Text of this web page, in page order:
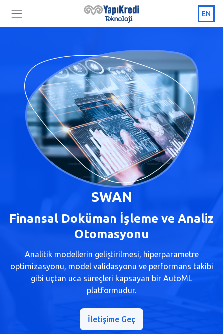
EN
SWAN
Finansal Doküman İşleme ve Analiz
Otomasyonu
Analitik modellerin geliştirilmesi, hiperparametre
optimizasyonu, model validasyonu ve performans takibi
gibi uçtan uca süreçleri kapsayan bir AutoML
platformudur.
İletişime Geç